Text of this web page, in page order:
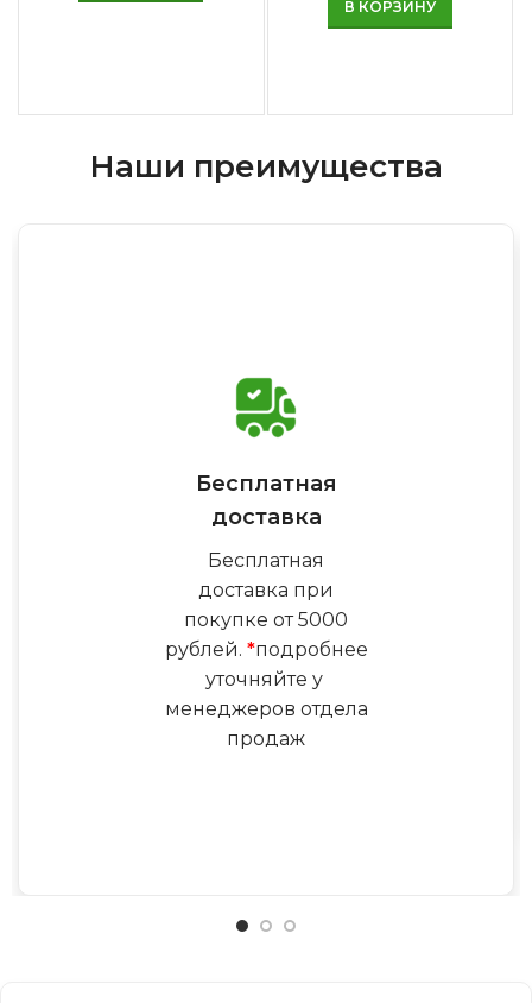
В КОРЗИНУ
Наши преимущества
Бесплатная
доставка
Бесплатная
доставка при
покупке от 5000
рублей. *подробнее
уточняйте у
менеджеров отдела
продаж